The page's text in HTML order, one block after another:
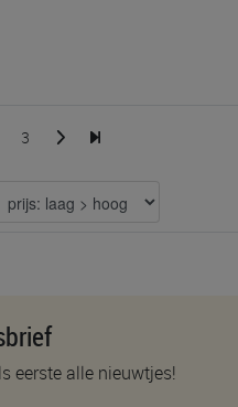
3
eerste alle nieuwtjes!